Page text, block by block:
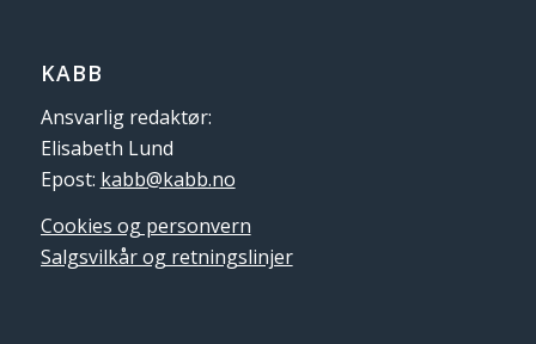
KABB
Ansvarlig redaktør:
Elisabeth Lund
Epost: kabb@kabb.no
Cookies og personvern
Salgsvilkår og retningslinjer